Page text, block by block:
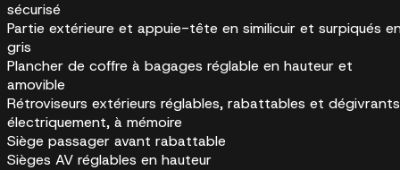
sécurisé
Partie extérieure et appuie-tête en similicuir et surpiqués
gris
Plancher de coffre à bagages réglable en hauteur et
amovible
Rétroviseurs extérieurs réglables, rabattables et dégivrants
électriquement, à mémoire
Siège passager avant rabattable
Sièges AV réglables en hauteur